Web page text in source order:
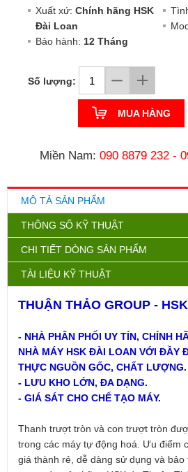
Xuất xứ: Chính hãng HSK
Đài Loan
Bảo hành: 12 Tháng
Số lượng:
MUA HÀNG
Miền Nam: 090 8879 232 -
MÔ TẢ SẢN PHẨM
THÔNG SỐ KỸ THUẬT
CHI TIẾT DÒNG SẢN PHẨM
TÀI LIỆU KỸ THUẬT
THUẬN THẢO GROUP - HSK
- NHÀ PHÂN PHỐI UY TÍN, CHÍNH
NHÀ MÁY HSK ĐÀI LOAN VỚI ĐẦY
THỰC NGUỒN GỐC, CHẤT LƯỢNG.
- LƯU KHO LỚN, ĐA DẠNG.
- GIÁ SÁT CHO CHẾ TẠO MÁY.
Thanh trượt tròn và con trượt tròn
trong các máy tự động hoá. Ưu điểm
giá thành rẻ, dễ dàng sử dụng và